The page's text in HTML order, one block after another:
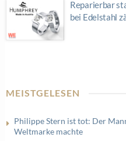
Reparierbar
bei Edelstahl
MEISTGELESEN
Philippe Stern ist tot: Der
Weltmarke machte